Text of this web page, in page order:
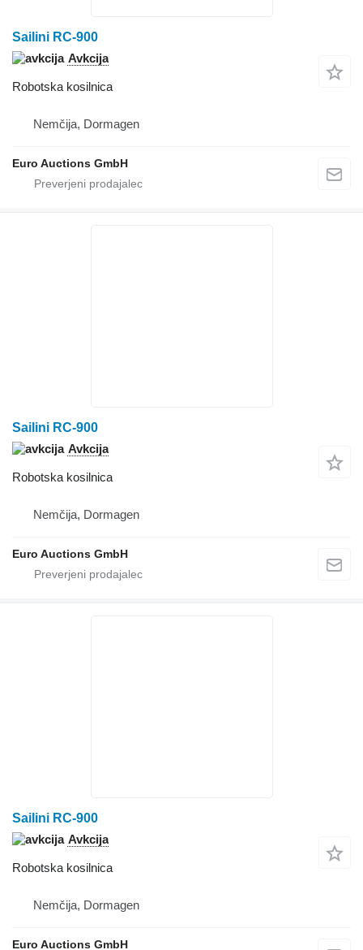
Sailini RC-900
Avkcija
Robotska kosilnica
Nemčija, Dormagen
Euro Auctions GmbH
Sailini RC-900
Avkcija
Robotska kosilnica
Nemčija, Dormagen
Euro Auctions GmbH
Sailini RC-900
Avkcija
Robotska kosilnica
Nemčija, Dormagen
Euro Auctions GmbH